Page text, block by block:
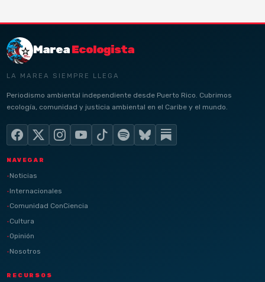
MareaEcologista
LA MAREA SIEMPRE LLEGA
Periodismo ambiental independiente desde Puerto Rico. Cubrimos
ecología, comunidad y justicia ambiental en el Caribe y el mundo.
NAVEGAR
Noticias
Internacionales
Comunidad ConCiencia
Cultura
Opinión
Nosotros
RECURSOS